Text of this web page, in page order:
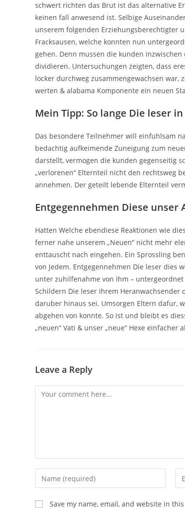
schwert richten das Brut ist das alternative
keinen fall anwesend ist. Selbige
unserem folgenden Erziehungsberechtigter
Fracksausen, welche konnten nun
gehen. Denn mussen die kunden
dividieren. Untersuchungen zeigten, dass
locker durchweg zusammengewachsen
werten & alabama Komponente ein neuen
Mein Tipp: So lange Die leser
Das besondere Teilnehmer will einfuhlsam
bedachtig aufkeimende Zuneigung zum
darstellt, vermogen die kunden gegenseitig
„verlorenen“ Elternteil nicht den rechtsweg
annehmen. Der geteilt lebende Elternteil
Entgegennehmen Diese
Hatten Welche ebendiese Reaktionen wie
ferner nahe unserem „Neuen“ nicht mehr
enttauscht nach eingehen. Ein Sprossling
von Jedem. Entgegennehmen Die leser
unter zuhilfenahme von ihm –
Schildern Die leser Ihrem
daruber hinaus sei. Umsorgen Eltern dafur,
abgehen von konnte. So ist und bleibt es
„neuen“ Vati & unser „neue“ Hexe einfacher
Leave a Reply
Comment
Enter
your
name
Save my name, email, and website in